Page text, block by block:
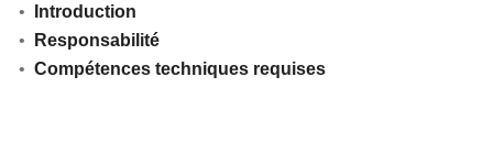
Introduction
Responsabilité
Compétences techniques requises